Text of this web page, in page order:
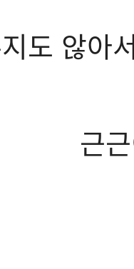
도 않아
근